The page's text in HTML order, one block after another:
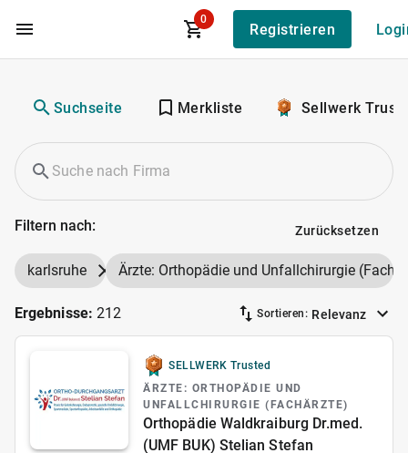
Zum Hauptinhalt
0
Registrieren
Suchseite Merkliste Sellwerk
Filtern nach: Zurücksetzen
karlsruhe Ärzte: Orthopädie und Unfallchirurgie
Ergebnisse: 212 Sortieren: Relevanz
SELLWERK Trusted
ÄRZTE: ORTHOPÄDIE UND
UNFALLCHIRURGIE (FACHÄRZTE)
Orthopädie Waldkraiburg Dr.med.
(UMF BUK) Stelian Stefan